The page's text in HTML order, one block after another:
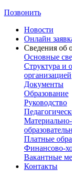
Позвонить
Новости
Онлайн
Сведения об
Основные
Структура и
организацией
Документы
Образование
Руководство
Платные
Финансово-
Вакантные
Контакты